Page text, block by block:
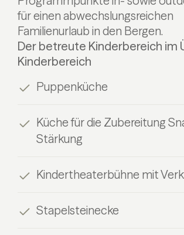
für einen abwechslungsreichen
Familienurlaub in den Bergen.
Der betreute Kinderbereich im
Kinderbereich
Puppenküche
Küche für die Zubereitung
Stärkung
Kindertheaterbühne mit
Stapelsteinecke